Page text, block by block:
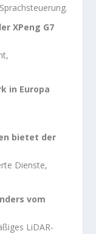
XPeng G7
in Europa
bietet der
Dienste,
vom
LiDAR-